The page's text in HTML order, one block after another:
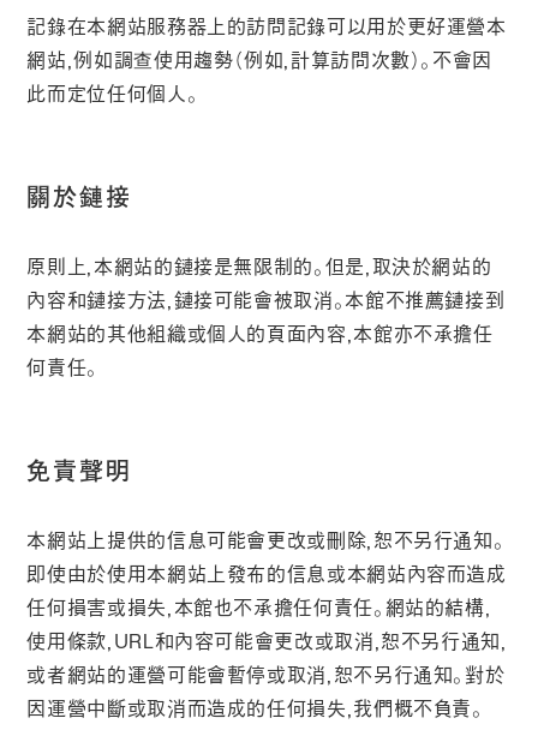
記錄在本網站服務器上的訪問記錄可以用於更好運營本
網站，例如調查使用趨勢（例如，計算訪問次數）。不會因
此而定位任何個人。
關於鏈接
原則上，本網站的鏈接是無限制的。但是，取決於網站的
內容和鏈接方法，鏈接可能會被取消。本館不推薦鏈接到
本網站的其他組織或個人的頁面內容，本館亦不承擔任
何責任。
免責聲明
本網站上提供的信息可能會更改或刪除，恕不另行通知。
即使由於使用本網站上發布的信息或本網站內容而造成
任何損害或損失，本館也不承擔任何責任。網站的結構，
使用條款，URL和內容可能會更改或取消，恕不另行通知，
或者網站的運營可能會暫停或取消，恕不另行通知。對於
因運營中斷或取消而造成的任何損失，我們概不負責。